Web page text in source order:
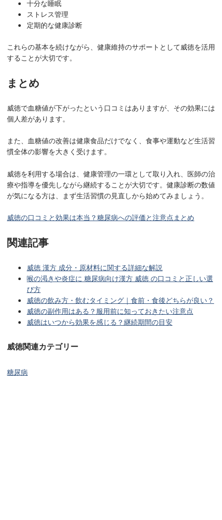
十分な睡眠
ストレス管理
定期的な健康診断
これらの基本を続けながら、健康維持のサポートとして威徳を活用
することが大切です。
まとめ
威徳で血糖値が下がったという口コミはありますが、その効果には
個人差があります。
また、血糖値の改善は健康食品だけでなく、食事や運動など生活習
慣全体の影響を大きく受けます。
威徳を利用する場合は、健康管理の一環として取り入れ、医師の治
療や指導を優先しながら継続することが大切です。健康診断の数値
が気になる方は、まず生活習慣の見直しから始めてみましょう。
威徳の口コミと効果は本当？糖尿病への評価と注意点まとめ
関連記事
威徳 漢方 成分・原材料に関する詳細な解説
喉の渇きや炎症に 糖尿病向け漢方 威徳 の口コミと正しい選
び方
威徳の飲み方・飲むタイミング｜食前・食後どちらが良い？
威徳の副作用はある？服用前に知っておきたい注意点
威徳はいつから効果を感じる？継続期間の目安
威徳関連カテゴリー
糖尿病